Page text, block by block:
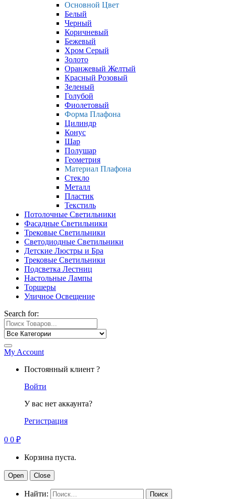
Основной Цвет
Белый
Черный
Коричневый
Бежевый
Хром Серый
Золото
Оранжевый Желтый
Красный Розовый
Зеленый
Голубой
Фиолетовый
Форма Плафона
Цилиндр
Конус
Шар
Полушар
Геометрия
Материал Плафона
Стекло
Металл
Пластик
Текстиль
Потолочные Светильники
Фасадные Светильники
Трековые Светильники
Светодиодные Светильники
Детские Люстры и Бра
Трековые Светильники
Подсветка Лестниц
Настольные Лампы
Торшеры
Уличное Освещение
Search for:
My Account
Постоянный клиент ?
Войти
У вас нет аккаунта?
Регистрация
0 0 ₽
Корзина пуста.
Open Close
Найти: